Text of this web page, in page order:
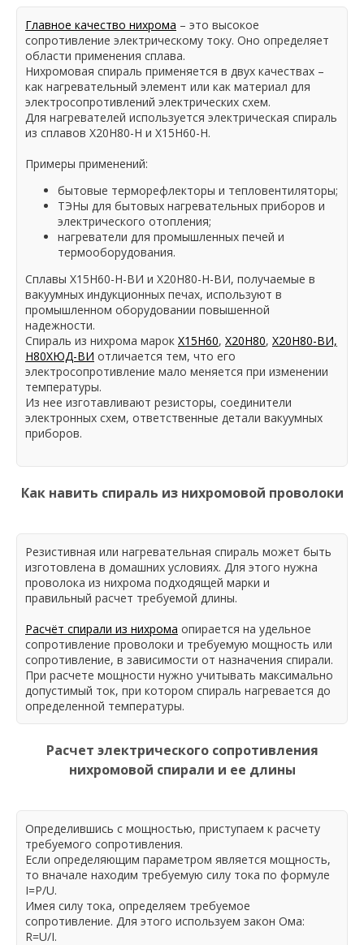
Главное качество нихрома – это высокое
сопротивление электрическому току. Оно определяет
области применения сплава.
Нихромовая спираль применяется в двух качествах –
как нагревательный элемент или как материал для
электросопротивлений электрических схем.
Для нагревателей используется электрическая спираль
из сплавов Х20Н80-Н и Х15Н60-Н.
Примеры применений:
бытовые терморефлекторы и тепловентиляторы;
ТЭНы для бытовых нагревательных приборов и
электрического отопления;
нагреватели для промышленных печей и
термооборудования.
Сплавы Х15Н60-Н-ВИ и Х20Н80-Н-ВИ, получаемые в
вакуумных индукционных печах, используют в
промышленном оборудовании повышенной
надежности.
Спираль из нихрома марок Х15Н60, Х20Н80, Х20Н80-ВИ,
Н80ХЮД-ВИ отличается тем, что его
электросопротивление мало меняется при изменении
температуры.
Из нее изготавливают резисторы, соединители
электронных схем, ответственные детали вакуумных
приборов.
Как навить спираль из нихромовой проволоки
Резистивная или нагревательная спираль может быть
изготовлена в домашних условиях. Для этого нужна
проволока из нихрома подходящей марки и
правильный расчет требуемой длины.
Расчёт спирали из нихрома опирается на удельное
сопротивление проволоки и требуемую мощность или
сопротивление, в зависимости от назначения спирали.
При расчете мощности нужно учитывать максимально
допустимый ток, при котором спираль нагревается до
определенной температуры.
Расчет электрического сопротивления
нихромовой спирали и ее длины
Определившись с мощностью, приступаем к расчету
требуемого сопротивления.
Если определяющим параметром является мощность,
то вначале находим требуемую силу тока по формуле
I=P/U.
Имея силу тока, определяем требуемое
сопротивление. Для этого используем закон Ома:
R=U/I.